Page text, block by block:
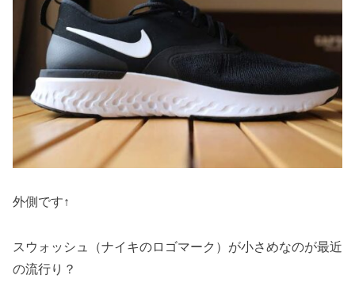
外側です↑
スウォッシュ（ナイキのロゴマーク）が小さめなのが最近
の流行り？